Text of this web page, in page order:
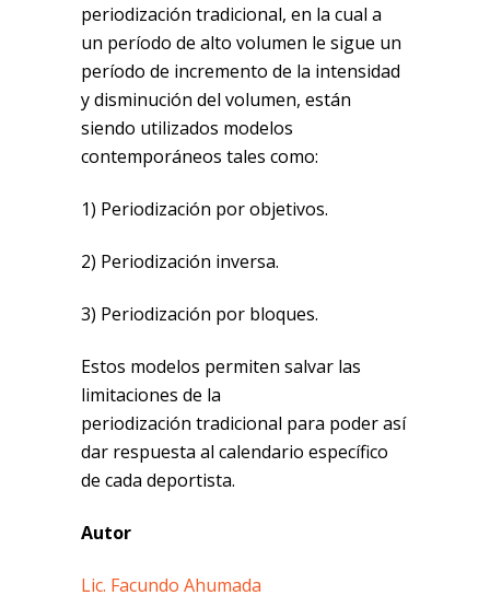
periodización tradicional, en la cual a
un período de alto volumen le sigue un
período de incremento de la intensidad
y disminución del volumen, están
siendo utilizados modelos
contemporáneos tales como:
1) Periodización por objetivos.
2) Periodización inversa.
3) Periodización por bloques.
Estos modelos permiten salvar las
limitaciones de la
periodización tradicional para poder así
dar respuesta al calendario específico
de cada deportista.
Autor
Lic. Facundo Ahumada